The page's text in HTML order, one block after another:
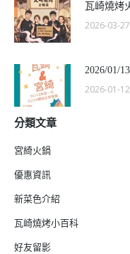
瓦崎燒烤
2026-03-27
2026/01/
2026-01-12
分類文章
宮綺火鍋
優惠資訊
新菜色介紹
瓦崎燒烤小百科
好友留影